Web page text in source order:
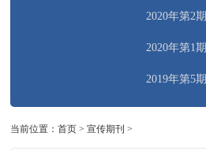
2020年第2期
2020年第1期
2019年第5期
当前位置：首页 >宣传期刊 >